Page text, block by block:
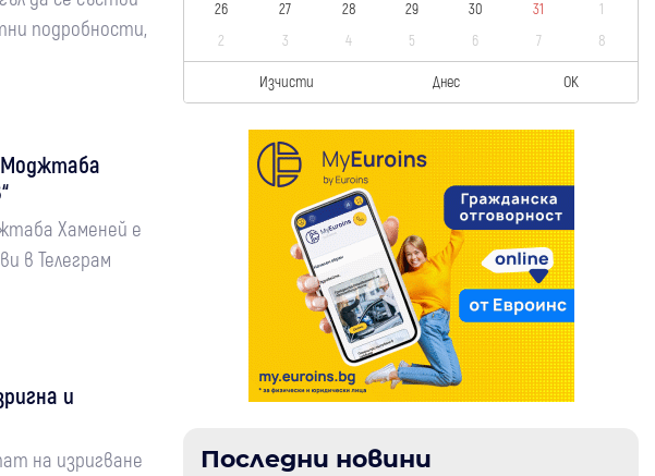
подробности,
Моджтаба
Хаменей е
в Телеграм
и
на изригване
26
27 28 29 30 31
1
2
3 4 5 6 7 8
Изчисти Днес OK
Последни новини